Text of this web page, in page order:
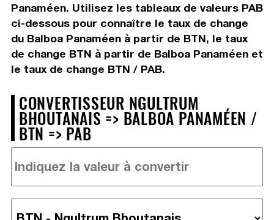
Panaméen. Utilisez les tableaux de valeurs PAB
ci-dessous pour connaître le taux de change
du Balboa Panaméen à partir de BTN, le taux
de change BTN à partir de Balboa Panaméen et
le taux de change BTN / PAB.
CONVERTISSEUR NGULTRUM
BHOUTANAIS => BALBOA PANAMÉEN /
BTN => PAB